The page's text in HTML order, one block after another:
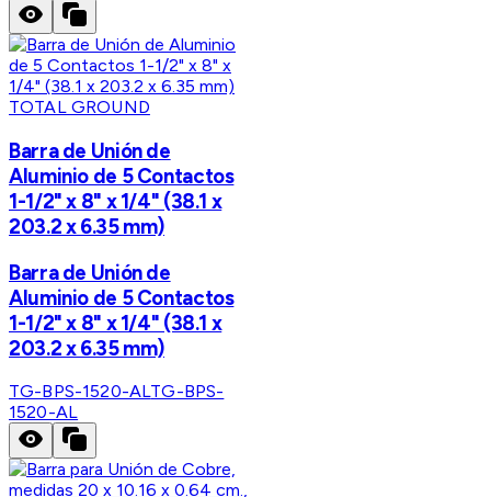
TOTAL GROUND
Barra de Unión de
Aluminio de 5 Contactos
1-1/2" x 8" x 1/4" (38.1 x
203.2 x 6.35 mm)
Barra de Unión de
Aluminio de 5 Contactos
1-1/2" x 8" x 1/4" (38.1 x
203.2 x 6.35 mm)
TG-BPS-1520-ALTG-BPS-
1520-AL